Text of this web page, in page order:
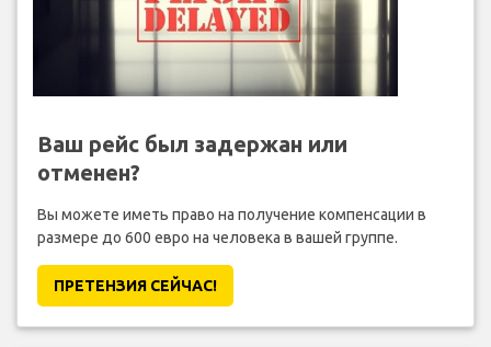
Ваш рейс был задержан или
отменен?
Вы можете иметь право на получение компенсации в
размере до 600 евро на человека в вашей группе.
ПРЕТЕНЗИЯ CЕЙЧАС!